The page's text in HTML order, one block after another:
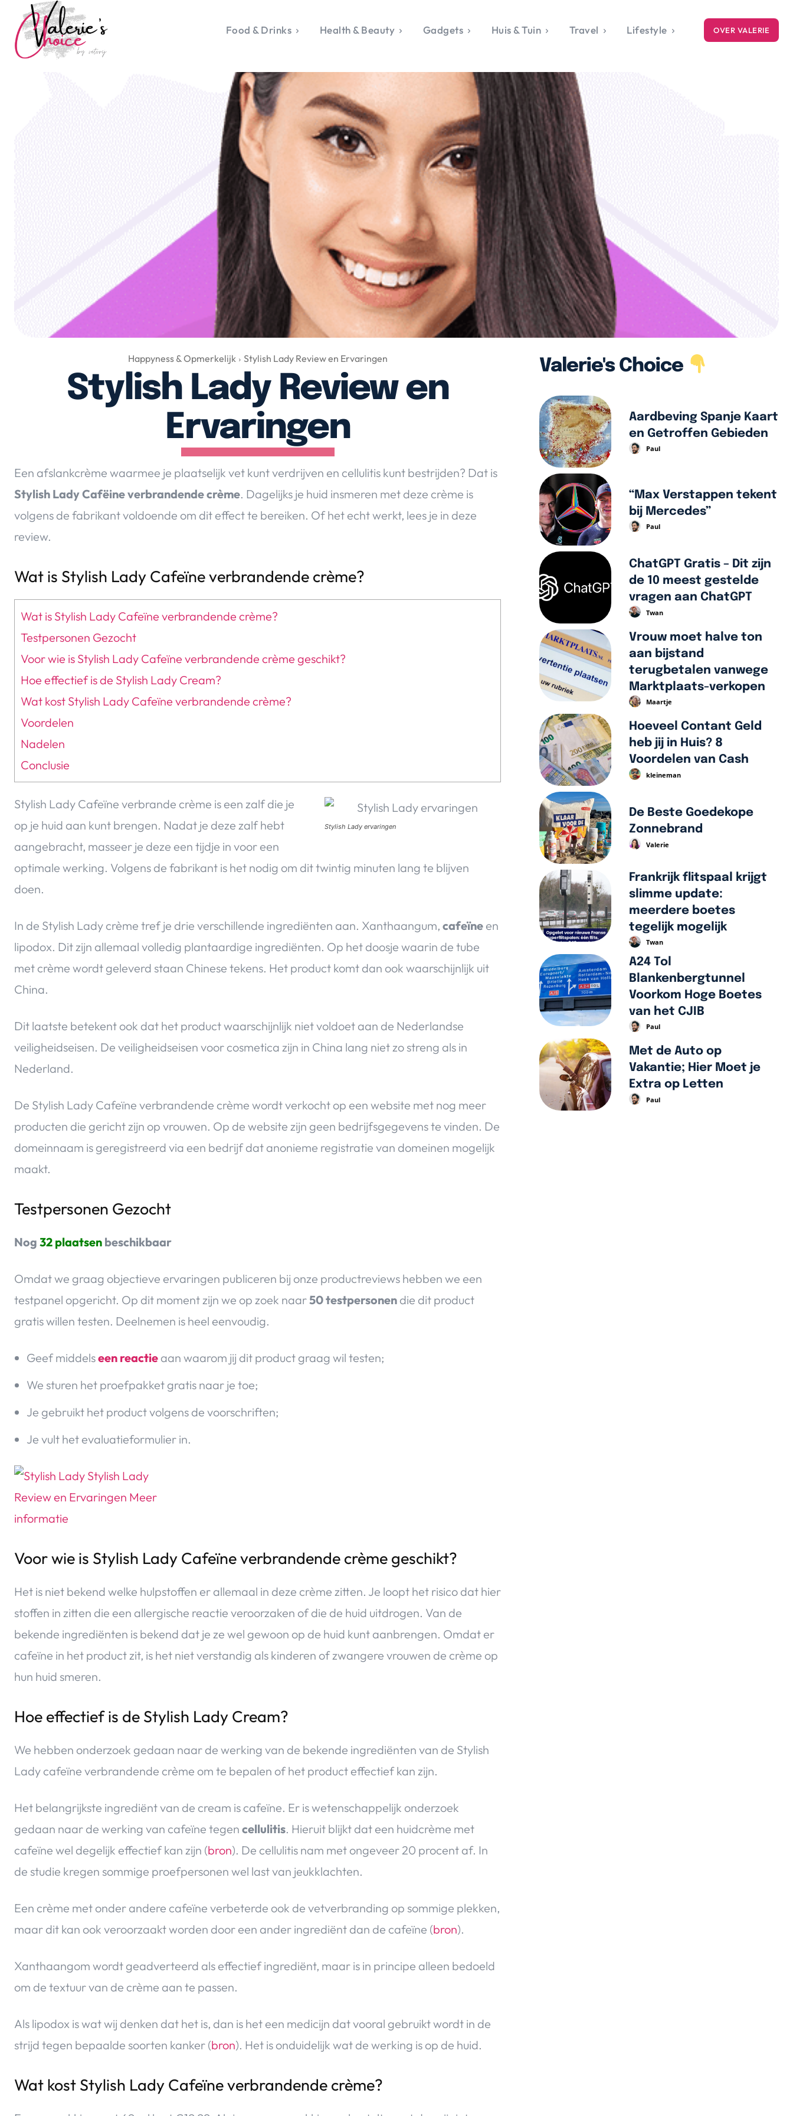
Travel & Culture
Food & Drinks
Happyness & Opmerkelijk
Lifestyle, Sport &
Duurzaamheid
Gadgets & Tech
Top 5 van Valerie
Health & Beauty
Huis & Tuin
Nieuws & Media
De Top 5
Contact
Food & Drinks
Health & Beauty
Gadgets
Huis & Tuin
Travel Lifestyle
Food & Drinks Health & Beauty Gadgets Huis & Tuin Travel Lifestyle OVER VALERIE
Happyness & Opmerkelijk Stylish Lady Review en Ervaringen
Stylish Lady Review en
Ervaringen
Een afslankcrème waarmee je plaatselijk vet kunt verdrijven en cellulitis kunt bestrijden? Dat is
Stylish Lady Cafëine verbrandende crème. Dagelijks je huid insmeren met deze crème is
volgens de fabrikant voldoende om dit effect te bereiken. Of het echt werkt, lees je in deze
review.
Wat is Stylish Lady Cafeïne verbrandende crème?
Wat is Stylish Lady Cafeïne verbrandende crème?
Testpersonen Gezocht
Voor wie is Stylish Lady Cafeïne verbrandende crème geschikt?
Hoe effectief is de Stylish Lady Cream?
Wat kost Stylish Lady Cafeïne verbrandende crème?
Voordelen
Nadelen
Conclusie
Stylish Lady ervaringen
Stylish Lady Cafeïne verbrande crème is een zalf die je
op je huid aan kunt brengen. Nadat je deze zalf hebt
aangebracht, masseer je deze een tijdje in voor een
optimale werking. Volgens de fabrikant is het nodig om dit twintig minuten lang te blijven
doen.
In de Stylish Lady crème tref je drie verschillende ingrediënten aan. Xanthaangum, cafeïne en
lipodox. Dit zijn allemaal volledig plantaardige ingrediënten. Op het doosje waarin de tube
met crème wordt geleverd staan Chinese tekens. Het product komt dan ook waarschijnlijk uit
China.
Dit laatste betekent ook dat het product waarschijnlijk niet voldoet aan de Nederlandse
veiligheidseisen. De veiligheidseisen voor cosmetica zijn in China lang niet zo streng als in
Nederland.
De Stylish Lady Cafeïne verbrandende crème wordt verkocht op een website met nog meer
producten die gericht zijn op vrouwen. Op de website zijn geen bedrijfsgegevens te vinden. De
domeinnaam is geregistreerd via een bedrijf dat anonieme registratie van domeinen mogelijk
maakt.
Testpersonen Gezocht
Nog 32 plaatsen beschikbaar
Omdat we graag objectieve ervaringen publiceren bij onze productreviews hebben we een
testpanel opgericht. Op dit moment zijn we op zoek naar50 testpersonen die dit product
gratis willen testen. Deelnemen is heel eenvoudig.
Geef middelseen reactie aan waarom jij dit product graag wil testen;
We sturen het proefpakket gratis naar je toe;
Je gebruikt het product volgens de voorschriften;
Je vult het evaluatieformulier in.
Voor wie is Stylish Lady Cafeïne verbrandende crème geschikt?
Het is niet bekend welke hulpstoffen er allemaal in deze crème zitten. Je loopt het risico dat hier
stoffen in zitten die een allergische reactie veroorzaken of die de huid uitdrogen. Van de
bekende ingrediënten is bekend dat je ze wel gewoon op de huid kunt aanbrengen. Omdat er
cafeïne in het product zit, is het niet verstandig als kinderen of zwangere vrouwen de crème op
hun huid smeren.
Hoe effectief is de Stylish Lady Cream?
We hebben onderzoek gedaan naar de werking van de bekende ingrediënten van de Stylish
Lady cafeïne verbrandende crème om te bepalen of het product effectief kan zijn.
Het belangrijkste ingrediënt van de cream is cafeïne. Er is wetenschappelijk onderzoek
gedaan naar de werking van cafeïne tegen cellulitis. Hieruit blijkt dat een huidcrème met
cafeïne wel degelijk effectief kan zijn (bron). De cellulitis nam met ongeveer 20 procent af. In
de studie kregen sommige proefpersonen wel last van jeukklachten.
Een crème met onder andere cafeïne verbeterde ook de vetverbranding op sommige plekken,
maar dit kan ook veroorzaakt worden door een ander ingrediënt dan de cafeïne (bron).
Xanthaangom wordt geadverteerd als effectief ingrediënt, maar is in principe alleen bedoeld
om de textuur van de crème aan te passen.
Als lipodox is wat wij denken dat het is, dan is het een medicijn dat vooral gebruikt wordt in de
strijd tegen bepaalde soorten kanker (bron). Het is onduidelijk wat de werking is op de huid.
Wat kost Stylish Lady Cafeïne verbrandende crème?
Valerie's Choice
Aardbeving Spanje Kaart
en Getroffen Gebieden
Paul
“Max Verstappen tekent
bij Mercedes”
Paul
ChatGPT Gratis – Dit zijn
de 10 meest gestelde
vragen aan ChatGPT
Twan
Vrouw moet halve ton
aan bijstand
terugbetalen vanwege
Marktplaats-verkopen
Maartje
Hoeveel Contant Geld
heb jij in Huis? 8
Voordelen van Cash
kleineman
De Beste Goedekope
Zonnebrand
Valerie
Frankrijk flitspaal krijgt
slimme update:
meerdere boetes
tegelijk mogelijk
Twan
A24 Tol
Blankenbergtunnel
Voorkom Hoge Boetes
van het CJIB
Paul
Met de Auto op
Vakantie; Hier Moet je
Extra op Letten
Paul